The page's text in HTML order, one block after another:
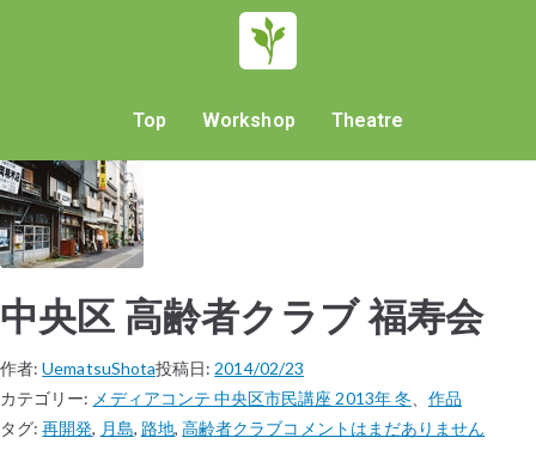
Top Workshop Theatre
中央区 高齢者クラブ 福寿会
作者:UematsuShota投稿日: 2014/02/23
カテゴリー: メディアコンテ 中央区市民講座 2013年 冬
作品
タグ:再開発, 月島, 路地,高齢者クラブコメントはまだありません